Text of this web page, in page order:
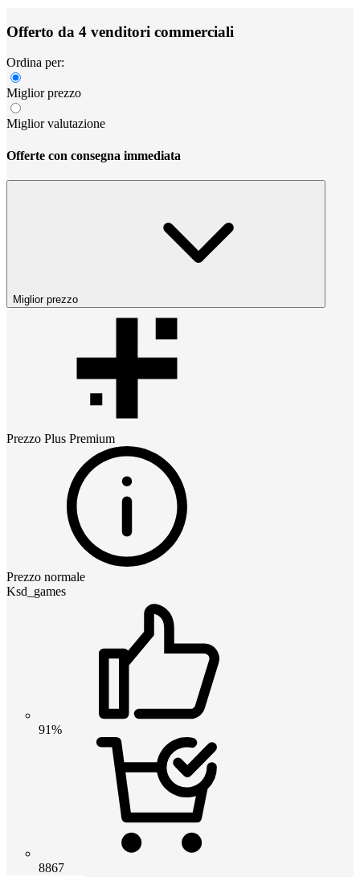
Offerto da 4 venditori commerciali
Ordina per:
Miglior prezzo
Miglior valutazione
Offerte con consegna immediata
Miglior prezzo
Prezzo Plus Premium
Prezzo normale
Ksd_games
91%
8867